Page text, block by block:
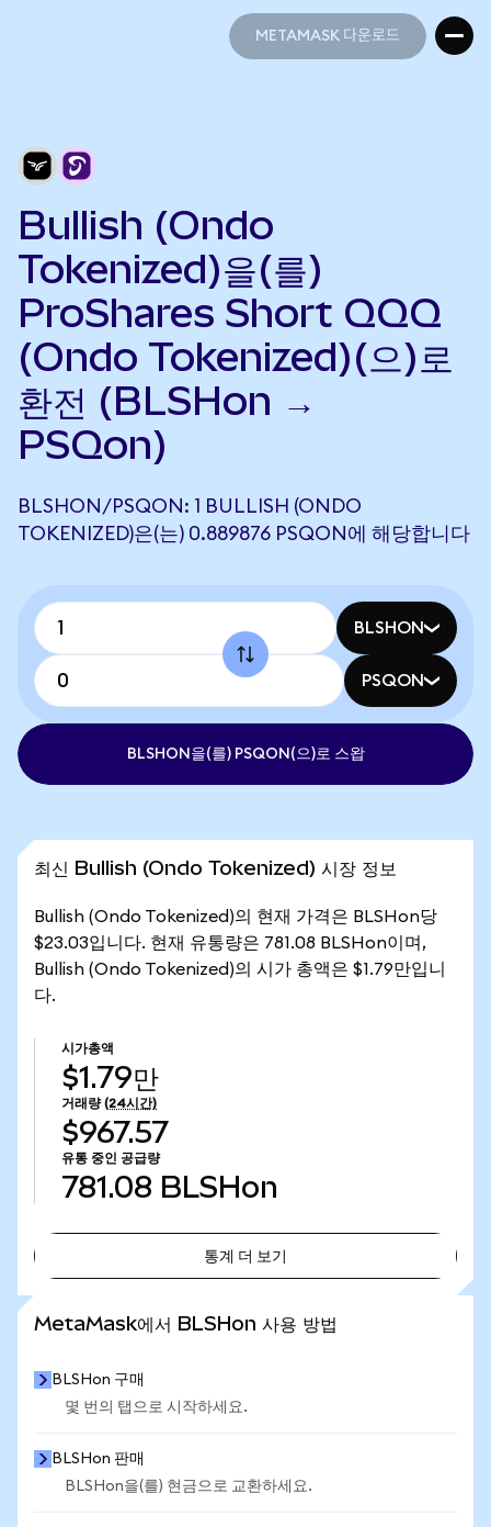
METAMASK 다운로드
Bullish (Ondo
Tokenized)을(를)
ProShares Short QQQ
(Ondo Tokenized)(으)로
환전 (BLSHon →
PSQon)
BLSHON/PSQON: 1 BULLISH (ONDO
TOKENIZED)은(는) 0.889876 PSQON에 해당합니다
BLSHON
PSQON
BLSHON을(를) PSQON(으)로 스왑
최신 Bullish (Ondo Tokenized) 시장 정보
Bullish (Ondo Tokenized)의 현재 가격은 BLSHon당
$23.03입니다. 현재 유통량은 781.08 BLSHon이며,
Bullish (Ondo Tokenized)의 시가 총액은 $1.79만입니
다.
시가총액
$1.79만
거래량 (24시간)
$967.57
유통 중인 공급량
781.08 BLSHon
통계 더 보기
MetaMask에서 BLSHon 사용 방법
BLSHon 구매
몇 번의 탭으로 시작하세요.
BLSHon 판매
BLSHon을(를) 현금으로 교환하세요.